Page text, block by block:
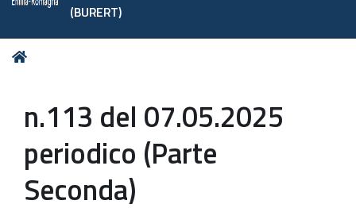
(BURERT)
Tu
n.113 del 07.05.2025
periodico (Parte
Seconda)